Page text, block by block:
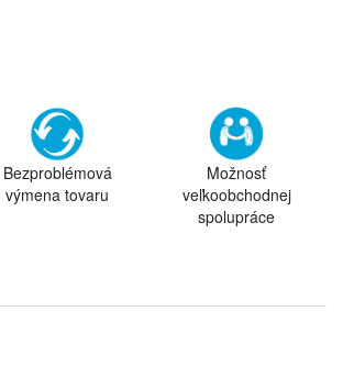
Bezproblémová
výmena tovaru
Možnosť
veľkoobchodnej
spolupráce